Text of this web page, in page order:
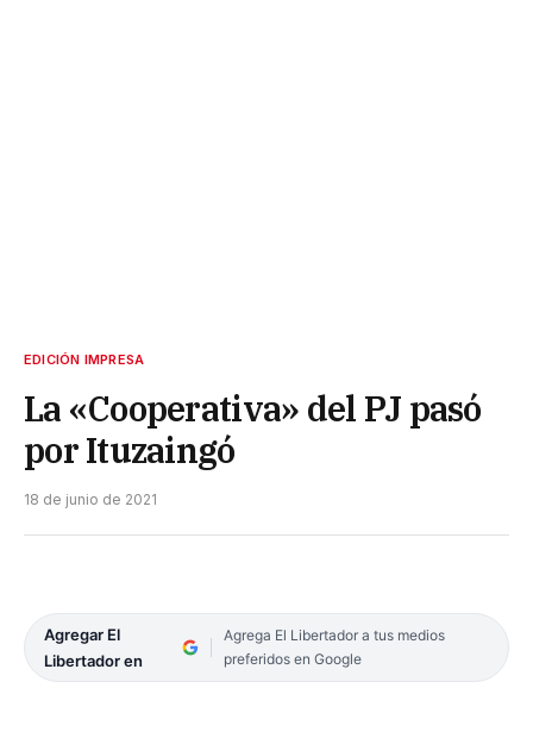
EDICIÓN IMPRESA
La «Cooperativa» del PJ pasó
por Ituzaingó
18 de junio de 2021
Agregar El
Libertador en
Agrega El Libertador a tus medios
preferidos en Google